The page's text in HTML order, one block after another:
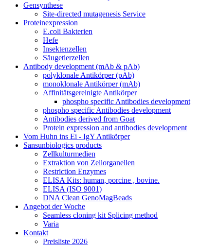
Gensynthese
Site-directed mutagenesis Service
Proteinexpression
E.coli Bakterien
Hefe
Insektenzellen
Säugetierzellen
Antibody development (mAb & pAb)
polyklonale Antikörper (pAb)
monoklonale Antikörper (mAb)
Affinitätsgereinigte Antikörper
phospho specific Antibodies development
phospho specific Antibodies development
Antibodies derived from Goat
Protein expression and antibodies development
Vom Huhn ins Ei - IgY Antikörper
Sansunbiologics products
Zellkulturmedien
Extraktion von Zellorganellen
Restriction Enzymes
ELISA Kits: human, porcine , bovine.
ELISA (ISO 9001)
DNA Clean GenoMagBeads
Angebot der Woche
Seamless cloning kit Splicing method
Varia
Kontakt
Preisliste 2026